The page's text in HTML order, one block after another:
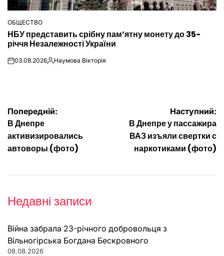
ОПУБЛІКУВАТИ
У
ОБЩЕСТВО
НБУ представить срібну пам’ятну монету до 35-
річчя Незалежності України
on03.08.2026Опубліковано
Наумова Вікторія
Навігація
записів
Попередній:
В Днепре
активизировались
автоворы (фото)
Наступний:
В Днепре у пассажира
ВАЗ изъяли свертки с
наркотиками (фото)
Недавні записи
Війна забрала 23-річного добровольця з
Вільногірська Богдана Бескровного
08.08.2026